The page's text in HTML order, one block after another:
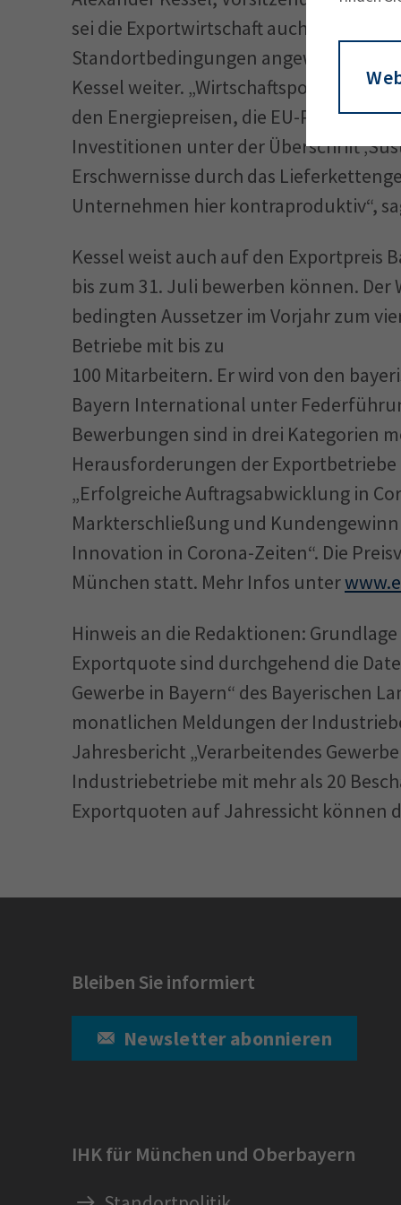
sei die Exportwirtschaft auch in einem
Standortbedingungen angewiesen,
Kessel weiter. „Wirtschaftspolitische
den Energiepreisen, die EU-Pläne für
Investitionen unter der Überschrift
Erschwernisse durch das
Unternehmen hier kontraproduktiv“,
Kessel weist auch auf den Exportpreis
bis zum 31. Juli bewerben können.
bedingten Aussetzer im Vorjahr zum
Betriebe mit bis zu
100 Mitarbeitern. Er wird von den
Bayern International unter
Bewerbungen sind in drei Kategorien
Herausforderungen der
„Erfolgreiche Auftragsabwicklung in
Markterschließung und
Innovation in Corona-Zeiten“. Die
München statt. Mehr Infos unter
Hinweis an die Redaktionen:
Exportquote sind durchgehend die
Gewerbe in Bayern“ des Bayerischen
monatlichen Meldungen der
Jahresbericht „Verarbeitendes
Industriebetriebe mit mehr als 20
Exportquoten auf Jahressicht können
Bleiben Sie informiert
Newsletter abonnieren
IHK für München und Oberbayern